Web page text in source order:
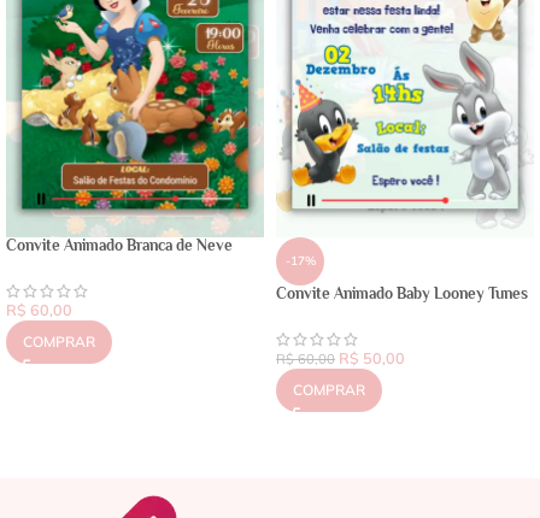
Convite Animado Branca de Neve
R$ 60,00
COMPRAR
-17%
Convite Animado Baby Looney Tunes
R$60,00 R$ 50,00
COMPRAR